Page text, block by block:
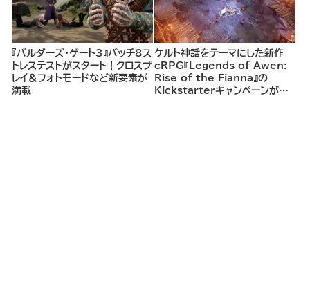
『バルダーズ・ゲート3』パッチ8ス
トレステストがスタート！クロスプ
レイ＆フォトモードなど新要素が
満載
ケルト神話をテーマにした新作
cRPG『Legends of Awen:
Rise of the Fianna』の
Kickstarterキャンペーンがま